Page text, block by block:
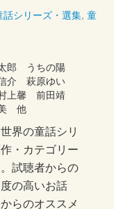
話シリーズ・選集, 童
郎 うちの陽
介 萩原ゆい
上馨 前田靖
他
界の童話シリ
・カテゴリー
試聴者からの
の高いお話
らのオススメ